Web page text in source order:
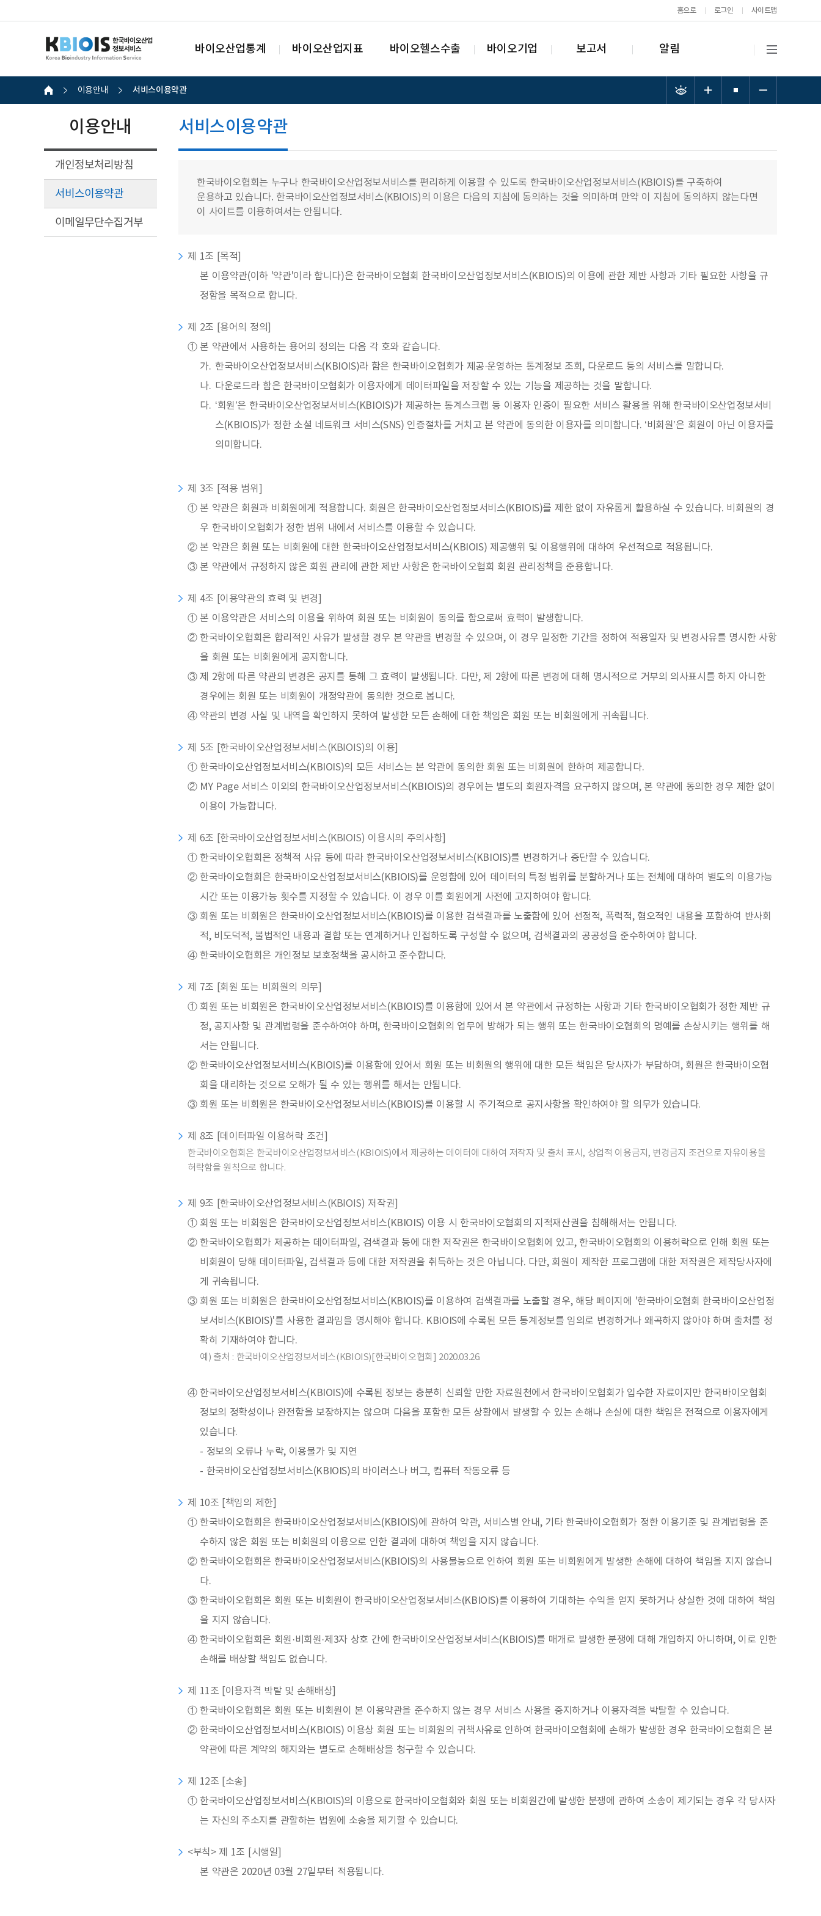
홈으로 로그인 사이트맵
바이오산업통계 바이오산업지표 바이오헬스수출 바이오기업 보고서 알림
이용안내 서비스이용약관
이용안내
개인정보처리방침
서비스이용약관
이메일무단수집거부
서비스이용약관
한국바이오협회는 누구나 한국바이오산업정보서비스를 편리하게 이용할 수 있도록 한국바이오산업정보서비스(KBIOIS)를 구축하여
운용하고 있습니다. 한국바이오산업정보서비스(KBIOIS)의 이용은 다음의 지침에 동의하는 것을 의미하며 만약 이 지침에 동의하지 않는다면
이 사이트를 이용하여서는 안됩니다.
제 1조 [목적]
본 이용약관(이하 '약관'이라 합니다)은 한국바이오협회 한국바이오산업정보서비스(KBIOIS)의 이용에 관한 제반 사항과 기타 필요한 사항을 규
정함을 목적으로 합니다.
제 2조 [용어의 정의]
① 본 약관에서 사용하는 용어의 정의는 다음 각 호와 같습니다.
가. 한국바이오산업정보서비스(KBIOIS)라 함은 한국바이오협회가 제공·운영하는 통계정보 조회, 다운로드 등의 서비스를 말합니다.
나. 다운로드라 함은 한국바이오협회가 이용자에게 데이터파일을 저장할 수 있는 기능을 제공하는 것을 말합니다.
다. ‘회원’은 한국바이오산업정보서비스(KBIOIS)가 제공하는 통계스크랩 등 이용자 인증이 필요한 서비스 활용을 위해 한국바이오산업정보서비
스(KBIOIS)가 정한 소셜 네트워크 서비스(SNS) 인증절차를 거치고 본 약관에 동의한 이용자를 의미합니다. ‘비회원’은 회원이 아닌 이용자를
의미합니다.
제 3조 [적용 범위]
① 본 약관은 회원과 비회원에게 적용합니다. 회원은 한국바이오산업정보서비스(KBIOIS)를 제한 없이 자유롭게 활용하실 수 있습니다. 비회원의 경
우 한국바이오협회가 정한 범위 내에서 서비스를 이용할 수 있습니다.
② 본 약관은 회원 또는 비회원에 대한 한국바이오산업정보서비스(KBIOIS) 제공행위 및 이용행위에 대하여 우선적으로 적용됩니다.
③ 본 약관에서 규정하지 않은 회원 관리에 관한 제반 사항은 한국바이오협회 회원 관리정책을 준용합니다.
제 4조 [이용약관의 효력 및 변경]
① 본 이용약관은 서비스의 이용을 위하여 회원 또는 비회원이 동의를 함으로써 효력이 발생합니다.
② 한국바이오협회은 합리적인 사유가 발생할 경우 본 약관을 변경할 수 있으며, 이 경우 일정한 기간을 정하여 적용일자 및 변경사유를 명시한 사항
을 회원 또는 비회원에게 공지합니다.
③ 제 2항에 따른 약관의 변경은 공지를 통해 그 효력이 발생됩니다. 다만, 제 2항에 따른 변경에 대해 명시적으로 거부의 의사표시를 하지 아니한
경우에는 회원 또는 비회원이 개정약관에 동의한 것으로 봅니다.
④ 약관의 변경 사실 및 내역을 확인하지 못하여 발생한 모든 손해에 대한 책임은 회원 또는 비회원에게 귀속됩니다.
제 5조 [한국바이오산업정보서비스(KBIOIS)의 이용]
① 한국바이오산업정보서비스(KBIOIS)의 모든 서비스는 본 약관에 동의한 회원 또는 비회원에 한하여 제공합니다.
② MY Page 서비스 이외의 한국바이오산업정보서비스(KBIOIS)의 경우에는 별도의 회원자격을 요구하지 않으며, 본 약관에 동의한 경우 제한 없이
이용이 가능합니다.
제 6조 [한국바이오산업정보서비스(KBIOIS) 이용시의 주의사항]
① 한국바이오협회은 정책적 사유 등에 따라 한국바이오산업정보서비스(KBIOIS)를 변경하거나 중단할 수 있습니다.
② 한국바이오협회은 한국바이오산업정보서비스(KBIOIS)를 운영함에 있어 데이터의 특정 범위를 분할하거나 또는 전체에 대하여 별도의 이용가능
시간 또는 이용가능 횟수를 지정할 수 있습니다. 이 경우 이를 회원에게 사전에 고지하여야 합니다.
③ 회원 또는 비회원은 한국바이오산업정보서비스(KBIOIS)를 이용한 검색결과를 노출함에 있어 선정적, 폭력적, 혐오적인 내용을 포함하여 반사회
적, 비도덕적, 불법적인 내용과 결합 또는 연계하거나 인접하도록 구성할 수 없으며, 검색결과의 공공성을 준수하여야 합니다.
④ 한국바이오협회은 개인정보 보호정책을 공시하고 준수합니다.
제 7조 [회원 또는 비회원의 의무]
① 회원 또는 비회원은 한국바이오산업정보서비스(KBIOIS)를 이용함에 있어서 본 약관에서 규정하는 사항과 기타 한국바이오협회가 정한 제반 규
정, 공지사항 및 관계법령을 준수하여야 하며, 한국바이오협회의 업무에 방해가 되는 행위 또는 한국바이오협회의 명예를 손상시키는 행위를 해
서는 안됩니다.
② 한국바이오산업정보서비스(KBIOIS)를 이용함에 있어서 회원 또는 비회원의 행위에 대한 모든 책임은 당사자가 부담하며, 회원은 한국바이오협
회을 대리하는 것으로 오해가 될 수 있는 행위를 해서는 안됩니다.
③ 회원 또는 비회원은 한국바이오산업정보서비스(KBIOIS)를 이용할 시 주기적으로 공지사항을 확인하여야 할 의무가 있습니다.
제 8조 [데이터파일 이용허락 조건]
한국바이오협회은 한국바이오산업정보서비스(KBIOIS)에서 제공하는 데이터에 대하여 저작자 및 출처 표시, 상업적 이용금지, 변경금지 조건으로 자유이용을
허락함을 원칙으로 합니다.
제 9조 [한국바이오산업정보서비스(KBIOIS) 저작권]
① 회원 또는 비회원은 한국바이오산업정보서비스(KBIOIS) 이용 시 한국바이오협회의 지적재산권을 침해해서는 안됩니다.
② 한국바이오협회가 제공하는 데이터파일, 검색결과 등에 대한 저작권은 한국바이오협회에 있고, 한국바이오협회의 이용허락으로 인해 회원 또는
비회원이 당해 데이터파일, 검색결과 등에 대한 저작권을 취득하는 것은 아닙니다. 다만, 회원이 제작한 프로그램에 대한 저작권은 제작당사자에
게 귀속됩니다.
③ 회원 또는 비회원은 한국바이오산업정보서비스(KBIOIS)를 이용하여 검색결과를 노출할 경우, 해당 페이지에 '한국바이오협회 한국바이오산업정
보서비스(KBIOIS)'를 사용한 결과임을 명시해야 합니다. KBIOIS에 수록된 모든 통계정보를 임의로 변경하거나 왜곡하지 않아야 하며 출처를 정
확히 기재하여야 합니다.
예) 출처 : 한국바이오산업정보서비스(KBIOIS)[한국바이오협회] 2020.03.26.
④ 한국바이오산업정보서비스(KBIOIS)에 수록된 정보는 충분히 신뢰할 만한 자료원천에서 한국바이오협회가 입수한 자료이지만 한국바이오협회
정보의 정확성이나 완전함을 보장하지는 않으며 다음을 포함한 모든 상황에서 발생할 수 있는 손해나 손실에 대한 책임은 전적으로 이용자에게
있습니다.
- 정보의 오류나 누락, 이용불가 및 지연
- 한국바이오산업정보서비스(KBIOIS)의 바이러스나 버그, 컴퓨터 작동오류 등
제 10조 [책임의 제한]
① 한국바이오협회은 한국바이오산업정보서비스(KBIOIS)에 관하여 약관, 서비스별 안내, 기타 한국바이오협회가 정한 이용기준 및 관계법령을 준
수하지 않은 회원 또는 비회원의 이용으로 인한 결과에 대하여 책임을 지지 않습니다.
② 한국바이오협회은 한국바이오산업정보서비스(KBIOIS)의 사용불능으로 인하여 회원 또는 비회원에게 발생한 손해에 대하여 책임을 지지 않습니
다.
③ 한국바이오협회은 회원 또는 비회원이 한국바이오산업정보서비스(KBIOIS)를 이용하여 기대하는 수익을 얻지 못하거나 상실한 것에 대하여 책임
을 지지 않습니다.
④ 한국바이오협회은 회원·비회원·제3자 상호 간에 한국바이오산업정보서비스(KBIOIS)를 매개로 발생한 분쟁에 대해 개입하지 아니하며, 이로 인한
손해를 배상할 책임도 없습니다.
제 11조 [이용자격 박탈 및 손해배상]
① 한국바이오협회은 회원 또는 비회원이 본 이용약관을 준수하지 않는 경우 서비스 사용을 중지하거나 이용자격을 박탈할 수 있습니다.
② 한국바이오산업정보서비스(KBIOIS) 이용상 회원 또는 비회원의 귀책사유로 인하여 한국바이오협회에 손해가 발생한 경우 한국바이오협회은 본
약관에 따른 계약의 해지와는 별도로 손해배상을 청구할 수 있습니다.
제 12조 [소송]
① 한국바이오산업정보서비스(KBIOIS)의 이용으로 한국바이오협회와 회원 또는 비회원간에 발생한 분쟁에 관하여 소송이 제기되는 경우 각 당사자
는 자신의 주소지를 관할하는 법원에 소송을 제기할 수 있습니다.
<부칙> 제 1조 [시행일]
본 약관은 2020년 03월 27일부터 적용됩니다.